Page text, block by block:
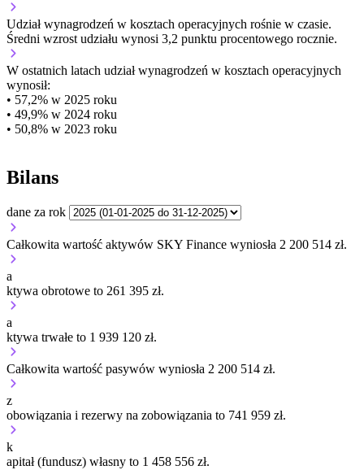
Udział wynagrodzeń w kosztach operacyjnych rośnie w czasie.
Średni wzrost udziału wynosi 3,2 punktu procentowego rocznie.
W ostatnich latach udział wynagrodzeń w kosztach operacyjnych
wynosił:
• 57,2% w 2025 roku
• 49,9% w 2024 roku
• 50,8% w 2023 roku
Bilans
dane za rok
Całkowita wartość aktywów SKY Finance wyniosła 2 200 514 zł.
a
ktywa obrotowe to 261 395 zł.
a
ktywa trwałe to 1 939 120 zł.
Całkowita wartość pasywów wyniosła 2 200 514 zł.
z
obowiązania i rezerwy na zobowiązania to 741 959 zł.
k
apitał (fundusz) własny to 1 458 556 zł.